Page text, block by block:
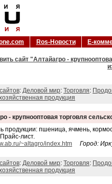
Ros-Новости Е-
сайт "Алтайагро -
: Деловой мир: Торговля:
продукция
- крупнооптовая торговля
продукции: пшеница, ячмень,
лист.
~altagro/index.htm
Город:
: Деловой мир: Торговля:
продукция